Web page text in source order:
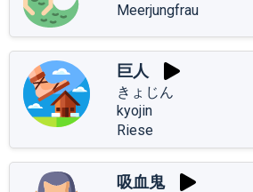
Meerjungfrau
巨人
きょじん
kyojin
Riese
吸血鬼